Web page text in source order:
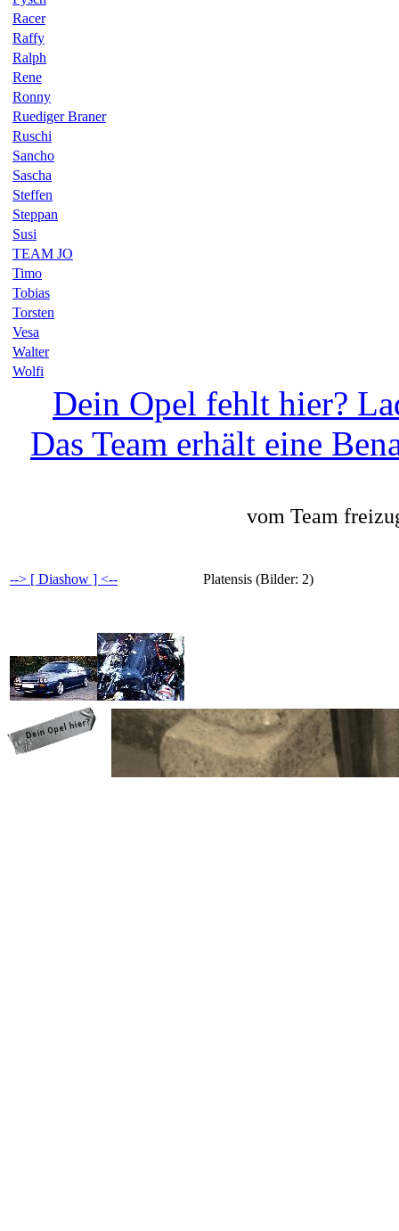
Racer
Raffy
Ralph
Rene
Ronny
Ruediger Braner
Ruschi
Sancho
Sascha
Steffen
Steppan
Susi
TEAM JO
Timo
Tobias
Torsten
Vesa
Walter
Wolfi
Dein Opel fehlt hier?
Das Team erhält eine
vom Team
Platensis (Bilder: 2)
--> [ Diashow ] <--